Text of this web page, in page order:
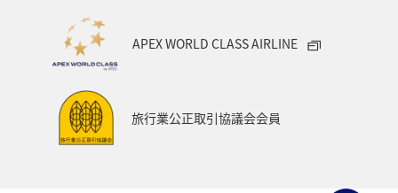
APEX WORLD CLASS AIRLINE
旅行業公正取引協議会会員